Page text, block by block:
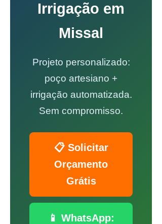
Irrigação em
Missal
Projeto personalizado:
poço artesiano +
irrigação automatizada.
Sem compromisso.
📋 Solicitar
Orçamento
Grátis
📱 WhatsApp: